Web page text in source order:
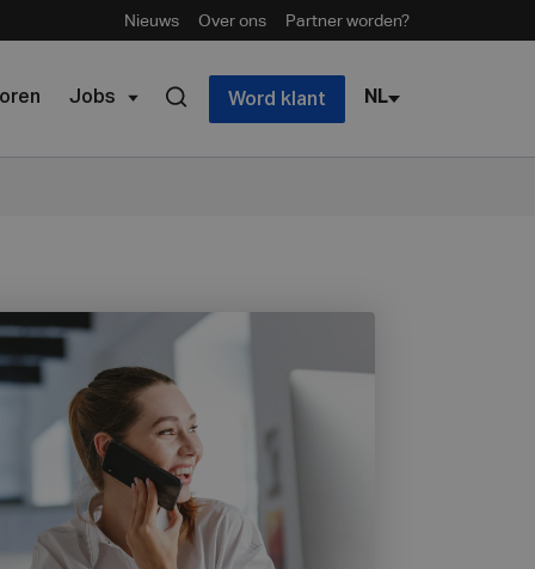
Nieuws Over ons Partner worden?
Jobs Word klant NL